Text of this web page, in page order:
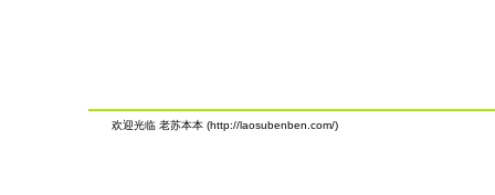
欢迎光临 老苏本本 (http://laosubenben.com/)